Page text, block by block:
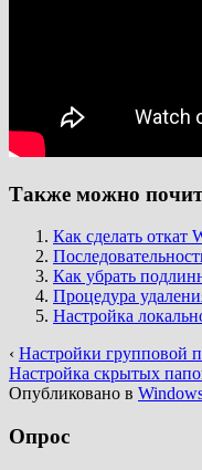
Также можно
Как сделать откат
Как убрать
Процедура
Настройка
‹ Настройки групповой
Настройка скрытых
Опубликовано в
Опрос